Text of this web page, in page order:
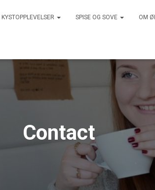
KYSTOPPLEVELSER SPISE OG SOVE OM
Contact